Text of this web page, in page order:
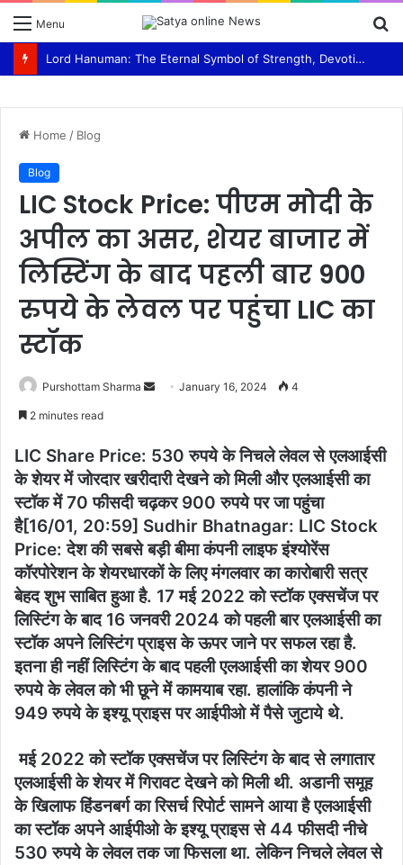
Menu
Lord Hanuman: The Eternal Symbol of Strength, Devotion, and Selfless Service Swami Ram Bhajan Van panchayati akhada Shri niranjani
Home / Blog
Blog
LIC Stock Price: पीएम मोदी के
अपील का असर, शेयर बाजार में
लिस्टिंग के बाद पहली बार 900
रुपये के लेवल पर पहुंचा LIC का
स्टॉक
Purshottam Sharma
d
a
n
m
a
i
January 16, 2024 4
2 minutes read
LIC Share Price: 530 रुपये के निचले लेवल से एलआईसी
के शेयर में जोरदार खरीदारी देखने को मिली और एलआईसी का
स्टॉक में 70 फीसदी चढ़कर 900 रुपये पर जा पहुंचा
है[16/01, 20:59] Sudhir Bhatnagar: LIC Stock
Price: देश की सबसे बड़ी बीमा कंपनी लाइफ इंश्योरेंस
कॉरपोरेशन के शेयरधारकों के लिए मंगलवार का कारोबारी सत्र
बेहद शुभ साबित हुआ है. 17 मई 2022 को स्टॉक एक्सचेंज पर
लिस्टिंग के बाद 16 जनवरी 2024 को पहली बार एलआईसी का
स्टॉक अपने लिस्टिंग प्राइस के ऊपर जाने पर सफल रहा है.
इतना ही नहीं लिस्टिंग के बाद पहली एलआईसी का शेयर 900
रुपये के लेवल को भी छूने में कामयाब रहा. हालांकि कंपनी ने
949 रुपये के इश्यू प्राइस पर आईपीओ में पैसे जुटाये थे.
मई 2022 को स्टॉक एक्सचेंज पर लिस्टिंग के बाद से लगातार
एलआईसी के शेयर में गिरावट देखने को मिली थी. अडानी समूह
के खिलाफ हिंडनबर्ग का रिसर्च रिपोर्ट सामने आया है एलआईसी
का स्टॉक अपने आईपीओ के इश्यू प्राइस से 44 फीसदी नीचे
530 रुपये के लेवल तक जा फिसला था. लेकिन निचले लेवल से